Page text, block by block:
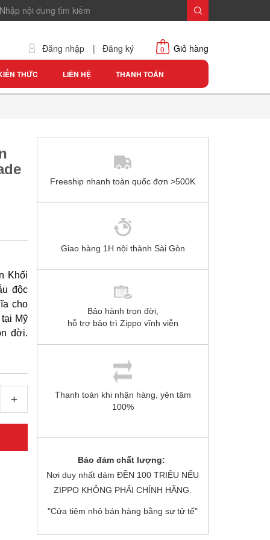
Đăng nhập | Đăng ký Giỏ hàng
0
THỨC LIÊN HỆ THANH TOÁN
Khối
độc
cho
Mỹ
đời.
+
Freeship nhanh toàn quốc đơn >500K
Giao hàng 1H nội thành Sài Gòn
Bảo hành trọn đời,
hỗ trợ bảo trì Zippo vĩnh viễn
Thanh toán khi nhận hàng, yên tâm
100%
Bảo đảm chất lượng:
Nơi duy nhất dám ĐỀN 100 TRIỆU NẾU
ZIPPO KHÔNG PHẢI CHÍNH HÃNG.
"Cửa tiệm nhỏ bán hàng bằng sự tử tế"